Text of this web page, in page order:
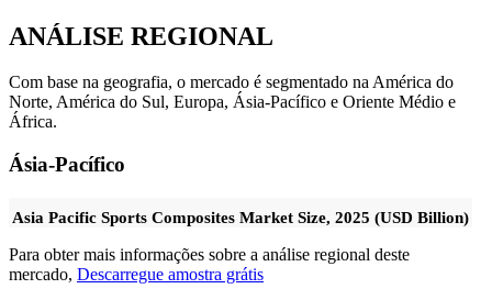
ANÁLISE REGIONAL
Com base na geografia, o mercado é segmentado na América do
Norte, América do Sul, Europa, Ásia-Pacífico e Oriente Médio e
África.
Ásia-Pacífico
Asia Pacific Sports Composites Market Size, 2025 (USD Billion)
Para obter mais informações sobre a análise regional deste
mercado, Descarregue amostra grátis